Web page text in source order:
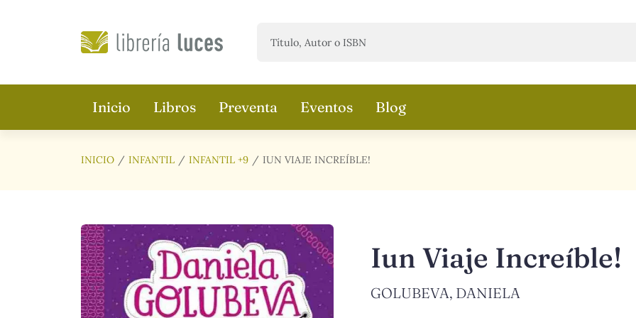
Inicio Libros Preventa Eventos Blog
INICIO INFANTIL INFANTIL +9 IUN VIAJE INCREÍBLE!
Iun Viaje Increíble!
GOLUBEVA, DANIELA